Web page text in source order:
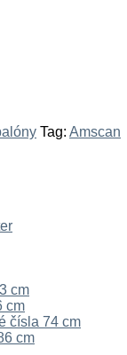
Tag: Amscan
cm
cm
čísla 74 cm
cm